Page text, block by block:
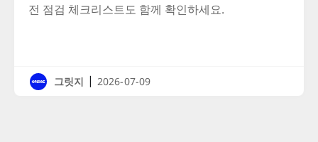
전 점검 체크리스트도 함께 확인하세요.
그릿지 | 2026-07-09